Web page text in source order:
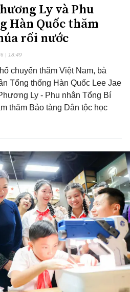
Ly và Phu
Hàn Quốc thăm
rối nước
| 18:49
chuyến thăm Việt Nam, bà
Tổng thống Hàn Quốc Lee Jae
Ly - Phu nhân Tổng Bí
thăm Bảo tàng Dân tộc học